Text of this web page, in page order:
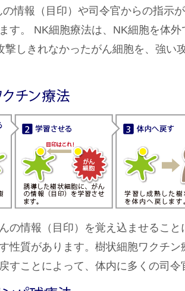
情報（目印）や司令官からの指示
す。 NK細胞療法は、NK細胞を体
撃しきれなかったがん細胞を、強い
の情報（目印）を覚え込ませるこ
性質があります。樹状細胞ワクチ
すことによって、体内に多くの司令